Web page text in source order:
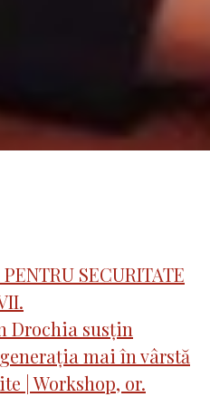
SECURITATE
Drochia susțin
mai în vârstă
| Workshop, or.